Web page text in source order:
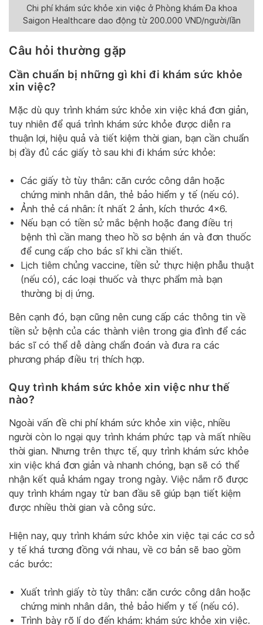
Chi phí khám sức khỏe xin việc ở Phòng khám Đa khoa
Saigon Healthcare dao động từ 200.000 VND/người/lần
Câu hỏi thường gặp
Cần chuẩn bị những gì khi đi khám sức khỏe
xin việc?
Mặc dù quy trình khám sức khỏe xin việc khá đơn giản,
tuy nhiên để quá trình khám sức khỏe được diễn ra
thuận lợi, hiệu quả và tiết kiệm thời gian, bạn cần chuẩn
bị đầy đủ các giấy tờ sau khi đi khám sức khỏe:
Các giấy tờ tùy thân: căn cước công dân hoặc
chứng minh nhân dân, thẻ bảo hiểm y tế (nếu có).
Ảnh thẻ cá nhân: ít nhất 2 ảnh, kích thước 4×6.
Nếu bạn có tiền sử mắc bệnh hoặc đang điều trị
bệnh thì cần mang theo hồ sơ bệnh án và đơn thuốc
để cung cấp cho bác sĩ khi cần thiết.
Lịch tiêm chủng vaccine, tiền sử thực hiện phẫu thuật
(nếu có), các loại thuốc và thực phẩm mà bạn
thường bị dị ứng.
Bên cạnh đó, bạn cũng nên cung cấp các thông tin về
tiền sử bệnh của các thành viên trong gia đình để các
bác sĩ có thể dễ dàng chẩn đoán và đưa ra các
phương pháp điều trị thích hợp.
Quy trình khám sức khỏe xin việc như thế
nào?
Ngoài vấn đề chi phí khám sức khỏe xin việc, nhiều
người còn lo ngại quy trình khám phức tạp và mất nhiều
thời gian. Nhưng trên thực tế, quy trình khám sức khỏe
xin việc khá đơn giản và nhanh chóng, bạn sẽ có thể
nhận kết quả khám ngay trong ngày. Việc nắm rõ được
quy trình khám ngay từ ban đầu sẽ giúp bạn tiết kiệm
được nhiều thời gian và công sức.
Hiện nay, quy trình khám sức khỏe xin việc tại các cơ sở
y tế khá tương đồng với nhau, về cơ bản sẽ bao gồm
các bước:
Xuất trình giấy tờ tùy thân: căn cước công dân hoặc
chứng minh nhân dân, thẻ bảo hiểm y tế (nếu có).
Trình bày rõ lí do đến khám: khám sức khỏe xin việc.